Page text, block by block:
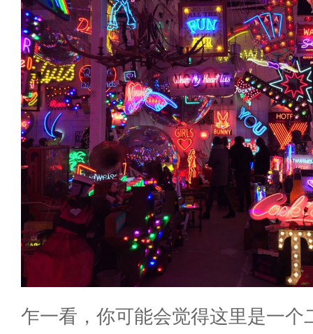
乍一看，你可能会觉得这里是一个